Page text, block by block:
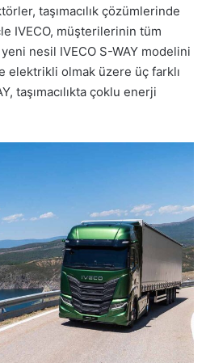
taşımacılık çözümlerinde
IVECO, müşterilerinin tüm
nesil IVECO S-WAY modelini
elektrikli olmak üzere üç farklı
taşımacılıkta çoklu enerji